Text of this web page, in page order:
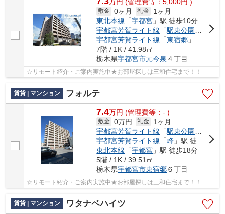
敷金 0ヶ月 礼金
1ヶ月
東北本線 「宇都宮 」駅 徒歩10分
宇都宮芳賀ライト線 「駅東公園前
」駅
宇都宮芳賀ライト線 「東宿郷 」駅 徒歩6分
7階 / 1K / 41.98㎡
栃木県宇都宮市元今泉 ４丁目
☆リモート紹介・ご案内実施中★お部屋探しは三和住宅まで！！
賃貸 | マンション フォルテ
7.4万円 (管理費等：- )
敷金 0万円 礼金
1ヶ月
宇都宮芳賀ライト線 「駅東公園前
宇都宮芳賀ライト線 「峰 」駅 徒歩6分
東北本線 「宇都宮 」駅 徒歩18分
5階 / 1K / 39.51㎡
栃木県宇都宮市東宿郷６丁目
☆リモート紹介・ご案内実施中★お部屋探しは三和住宅まで！！
賃貸 | マンション ワタナベハイツ